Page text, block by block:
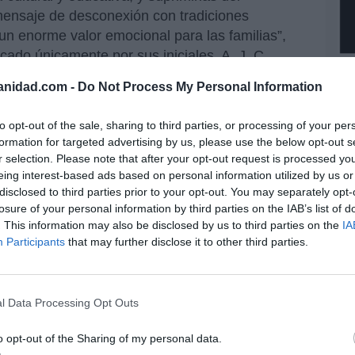
- Do Not Process My Personal Information
opt-out of the sale, sharing to third parties, or processing of your
for targeted advertising by us, please use the below opt-out
selection. Please note that after your opt-out request is processed
interest-based ads based on personal information utilized by us
to third parties prior to your opt-out. You may separately
of your personal information by third parties on the IAB’s list of
This information may also be disclosed by us to third parties on the
Participants that may further disclose it to other third parties.
Data Processing Opt Outs
opt-out of the Sharing of my personal data.
de desconexión con tradiciones
enorme valor emocional para las familias”,
únicamente por sus iniciales, A. J. C.
padres advierten de las consecuencias
familias expatriadas, las vacaciones
del año en los que pueden viajar a
sus hijos pasen tiempo con abuelos y otros
doble golpe: a las tradiciones cristianas y a
por el Nuevo Orden Mundial.
españoles han dado un paso más. Han
Permanente de España ante la Unión
han recabado firmas de eurodiputados para
EDUCACIÓN
y